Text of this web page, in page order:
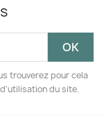
trouverez pour cela
du site.